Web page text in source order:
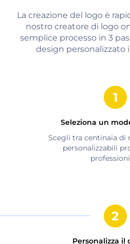
La creazione del logo è
nostro creatore di logo
semplice processo in 3
design personalizzato
Seleziona un
Scegli tra centinaia di
personalizzabili
Personalizza il